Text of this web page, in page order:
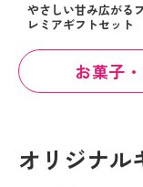
やさしい甘み広がる
レミアギフトセット
お菓子
オリジナル